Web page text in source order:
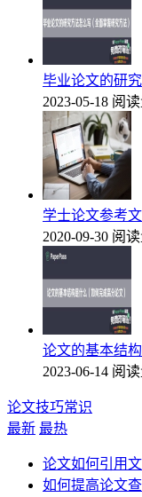
毕业论文的研
2023-05-18 阅
学士论文参考
2020-09-30 阅
论文的基本结
2023-06-14 阅
论文技巧常识
最新 最热
论文如何引用
如何提高论文